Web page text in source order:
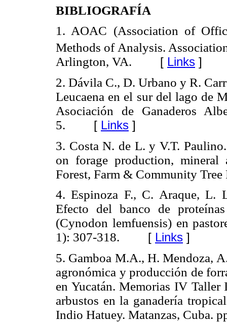
BIBLIOGRAFÍA
1. AOAC (Association of
Methods of Analysis.
Arlington, VA. [ Links ]
2. Dávila C., D. Urbano y R.
Leucaena en el sur del lago de
Asociación de Ganaderos
5. [ Links ]
3. Costa N. de L. y V.T.
on forage production, mineral
Forest, Farm & Community Tree
4. Espinoza F., C. Araque, L.
Efecto del banco de
(Cynodon lemfuensis) en
1): 307-318. [ Links ]
5. Gamboa M.A., H. Mendoza,
agronómica y producción de
en Yucatán. Memorias IV
arbustos en la ganadería
Indio Hatuey. Matanzas, Cuba.